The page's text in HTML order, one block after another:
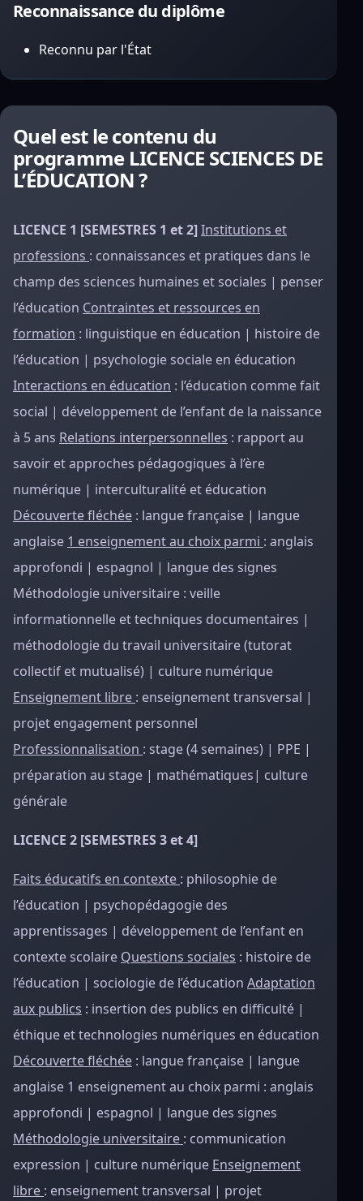
Reconnaissance du diplôme
Reconnu par l'État
Quel est le contenu du
programme LICENCE SCIENCES DE
L’ÉDUCATION ?
LICENCE 1 [SEMESTRES 1 et 2]Institutions et
professions : connaissances et pratiques dans le
champ des sciences humaines et sociales | penser
l’éducation Contraintes et ressources en
formation : linguistique en éducation | histoire de
l’éducation | psychologie sociale en éducation
Interactions en éducation : l’éducation comme fait
social | développement de l’enfant de la naissance
à 5 ans Relations interpersonnelles : rapport au
savoir et approches pédagogiques à l’ère
numérique | interculturalité et éducation
Découverte fléchée : langue française | langue
anglaise 1 enseignement au choix parmi : anglais
approfondi | espagnol | langue des signes
Méthodologie universitaire : veille
informationnelle et techniques documentaires |
méthodologie du travail universitaire (tutorat
collectif et mutualisé) | culture numérique
Enseignement libre : enseignement transversal |
projet engagement personnel
Professionnalisation : stage (4 semaines) | PPE |
préparation au stage | mathématiques| culture
générale
LICENCE 2 [SEMESTRES 3 et 4]
Faits éducatifs en contexte : philosophie de
l’éducation | psychopédagogie des
apprentissages | développement de l’enfant en
contexte scolaire Questions sociales : histoire de
l’éducation | sociologie de l’éducation Adaptation
aux publics : insertion des publics en difficulté |
éthique et technologies numériques en éducation
Découverte fléchée : langue française | langue
anglaise 1 enseignement au choix parmi : anglais
approfondi | espagnol | langue des signes
Méthodologie universitaire : communication
expression | culture numérique Enseignement
libre : enseignement transversal | projet